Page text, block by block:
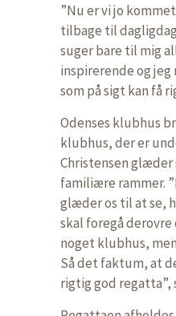
”Nu er vi jo
tilbage til
suger bare til mig
inspirerende og
som på sigt kan få
Odenses klubhus
klubhus, der er
Christensen
familiære rammer.
glæder os til at se,
skal foregå derovre
noget klubhus,
Så det faktum, at
rigtig god regatta”,